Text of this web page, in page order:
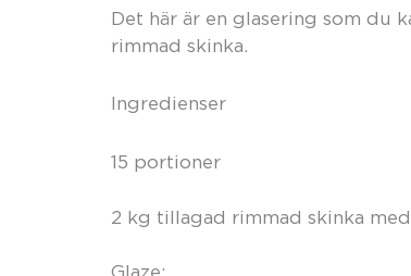
Det här är en glasering som du
rimmad skinka.
Ingredienser
15 portioner
2 kg tillagad rimmad skinka med
Glaze: